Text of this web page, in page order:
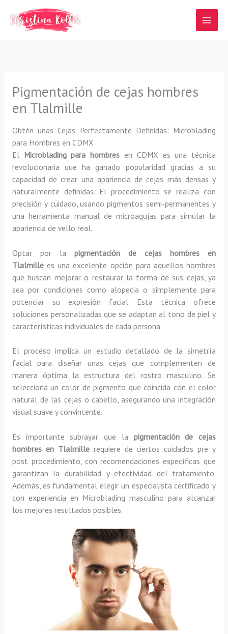
contenido
Pigmentación de cejas hombres
en Tlalmille
Obtén unas Cejas Perfectamente Definidas: Microblading
para Hombres en CDMX
El Microblading para hombres en CDMX es una técnica
revolucionaria que ha ganado popularidad gracias a su
capacidad de crear una apariencia de cejas más densas y
naturalmente definidas. El procedimiento se realiza con
precisión y cuidado, usando pigmentos semi-permanentes y
una herramienta manual de microagujas para simular la
apariencia de vello real.
Optar por la pigmentación de cejas hombres en
Tlalmillees una excelente opción para aquellos hombres
que buscan mejorar o restaurar la forma de sus cejas, ya
sea por condiciones como alopecia o simplemente para
potenciar su expresión facial. Esta técnica ofrece
soluciones personalizadas que se adaptan al tono de piel y
características individuales de cada persona.
El proceso implica un estudio detallado de la simetría
facial para diseñar unas cejas que complementen de
manera óptima la estructura del rostro masculino. Se
selecciona un color de pigmento que coincida con el color
natural de las cejas o cabello, asegurando una integración
visual suave y convincente.
Es importante subrayar que la pigmentación de cejas
hombres en Tlalmillerequiere de ciertos cuidados pre y
post procedimiento, con recomendaciones específicas que
garantizan la durabilidad y efectividad del tratamiento.
Además, es fundamental elegir un especialista certificado y
con experiencia en Microblading masculino para alcanzar
los mejores resultados posibles.